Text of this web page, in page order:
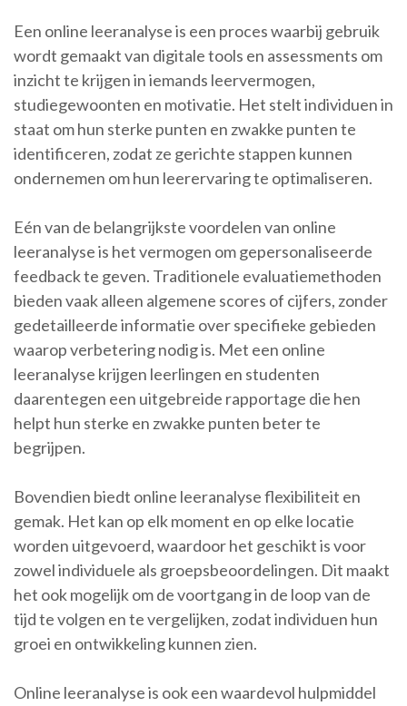
Een online leeranalyse is een proces waarbij gebruik
wordt gemaakt van digitale tools en assessments om
inzicht te krijgen in iemands leervermogen,
studiegewoonten en motivatie. Het stelt individuen in
staat om hun sterke punten en zwakke punten te
identificeren, zodat ze gerichte stappen kunnen
ondernemen om hun leerervaring te optimaliseren.
Eén van de belangrijkste voordelen van online
leeranalyse is het vermogen om gepersonaliseerde
feedback te geven. Traditionele evaluatiemethoden
bieden vaak alleen algemene scores of cijfers, zonder
gedetailleerde informatie over specifieke gebieden
waarop verbetering nodig is. Met een online
leeranalyse krijgen leerlingen en studenten
daarentegen een uitgebreide rapportage die hen
helpt hun sterke en zwakke punten beter te
begrijpen.
Bovendien biedt online leeranalyse flexibiliteit en
gemak. Het kan op elk moment en op elke locatie
worden uitgevoerd, waardoor het geschikt is voor
zowel individuele als groepsbeoordelingen. Dit maakt
het ook mogelijk om de voortgang in de loop van de
tijd te volgen en te vergelijken, zodat individuen hun
groei en ontwikkeling kunnen zien.
Online leeranalyse is ook een waardevol hulpmiddel